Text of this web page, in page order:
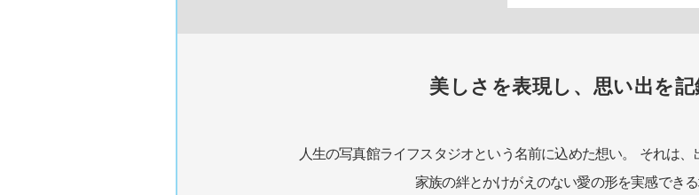
美しさを表現し、思い出を
人生の写真館ライフスタジオという名前に込めた想い。
それは、
家族の絆とかけがえのない愛の形を実感できる